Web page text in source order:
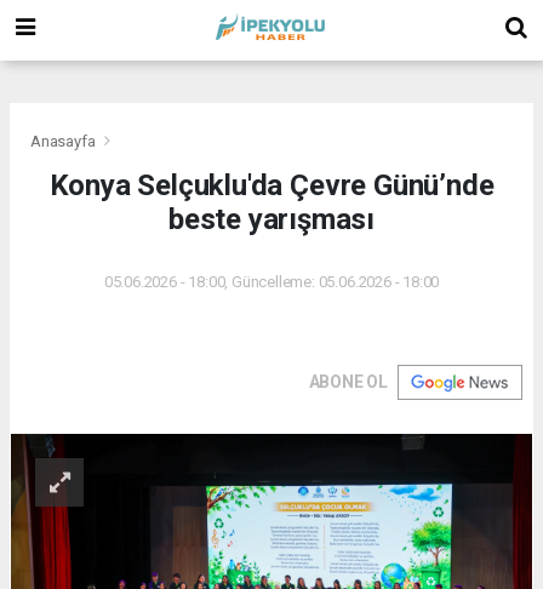
Anasayfa
Konya Selçuklu'da Çevre Günü’nde
beste yarışması
05.06.2026 - 18:00, Güncelleme: 05.06.2026 - 18:00
ABONE OL